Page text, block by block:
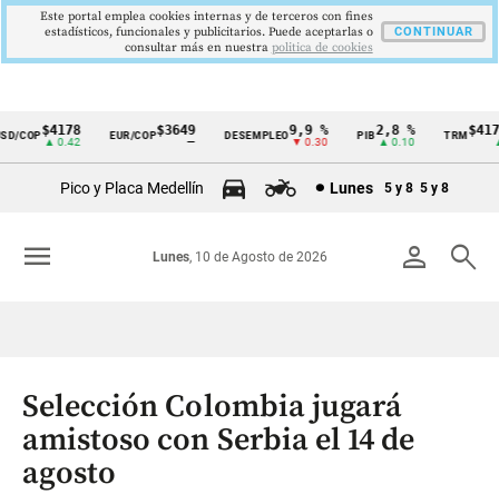
Cintillo
Colombia
COP$4178
▲ 0.42
EUR/COP$3649 DESEMPLEO 9,9 %
▼ 0.30
PIB2,8 %
▲ 0.10
TRM
▲
Pico y Placa Medellín Lunes 5 y 8 5 y 8
person search
Lunes, 10 de Agosto de 2026
menu
Selección Colombia jugará
amistoso con Serbia el 14 de
agosto
Este portal emplea cookies internas y de terceros con fines
estadísticos, funcionales y publicitarios. Puede aceptarlas o
consultar más en nuestra politica de cookies
CONTINUAR